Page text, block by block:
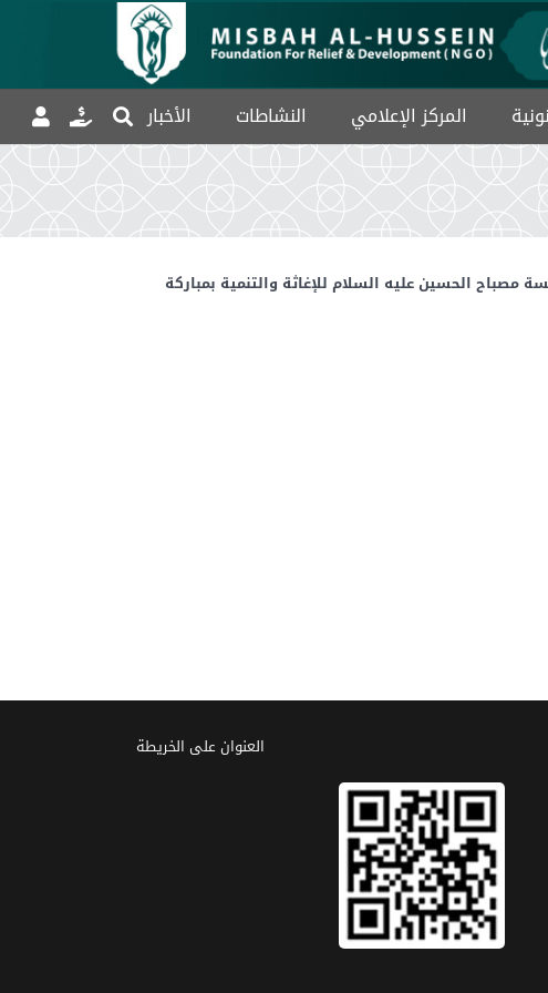
المركز الإعلامي النشاطات الأخبار
مصباح الحسين عليه السلام للإغاثة والتنمية بمباركة
العنوان علی الخریطة